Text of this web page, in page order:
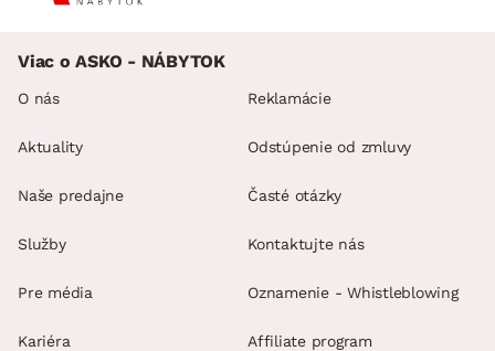
Viac o ASKO - NÁBYTOK
O nás
Aktuality
Naše predajne
Služby
Pre média
Kariéra
Reklamácie
Odstúpenie od zmluvy
Časté otázky
Kontaktujte nás
Oznamenie - Whistleblowing
Affiliate program